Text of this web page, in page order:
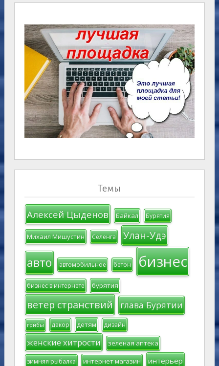
Темы
Алексей Цыденов Байкал Бурятия
Михаил Мишустин Селенга Улан-Удэ
авто автомобильное бетон бизнес
бизнес в интернете бурятия
ветер странствий глава Бурятии
грибы декор детям дизайн
женские хитрости зеленая аптека
зимняя рыбалка интернет магазин интерьер